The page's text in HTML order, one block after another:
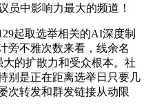
员中影响力最大的频道！
起取选举相关的AI深度制
旁不雅次数来看，线余名
大的扩散力和受众根本。社
别是正在距离选举日只要几
次转发和群发链接从动限